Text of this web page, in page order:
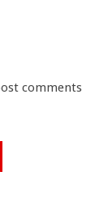
comments